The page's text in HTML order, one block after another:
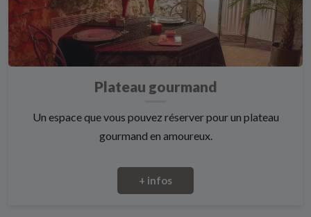
Plateau gourmand
Un espace que vous pouvez réserver pour un plateau
gourmand en amoureux.
+ infos